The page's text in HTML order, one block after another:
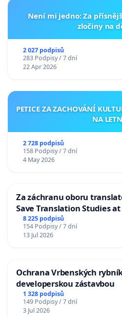
Není mi jedno: Za
zločiny na
2 027 podpisů
283 Podpisy / 7 dní
22 Apr 2026
PETICE ZA ZACHOVÁNÍ
NA
2 728 podpisů
158 Podpisy / 7 dní
4 May 2026
Za záchranu oboru
Save Translation Studies
Charles University
8 225 podpisů
154 Podpisy / 7 dní
13 Jul 2026
Ochrana Vrbenských
developerskou zástavbou
1 328 podpisů
149 Podpisy / 7 dní
3 Jul 2026